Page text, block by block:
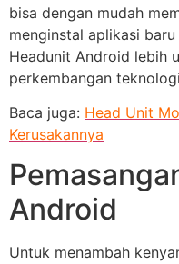
bisa dengan mudah
menginstal aplikasi
Headunit Android lebih
perkembangan
Baca juga: Head Unit
Kerusakannya
Android
Untuk menambah